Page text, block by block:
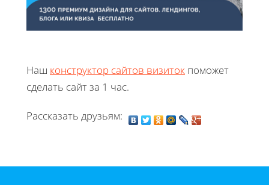
Наш конструктор сайтов визиток поможет
сделать сайт за 1 час.
Рассказать друзьям: